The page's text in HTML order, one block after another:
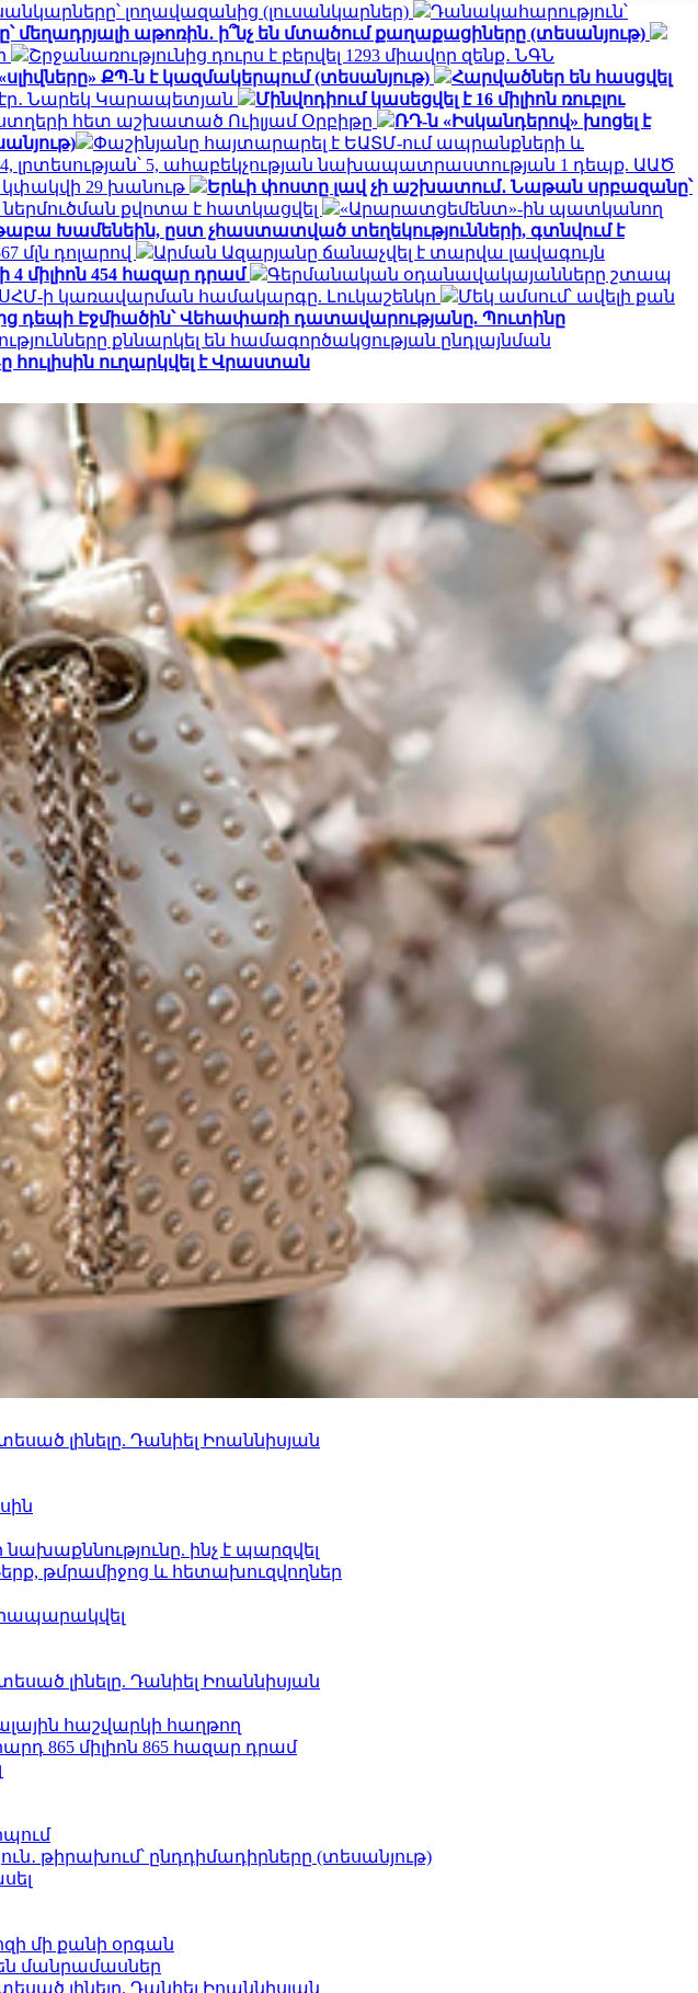
լողավազանից (լուսանկարներ)
Դանակահարություն՝
մեղադրյալի աթոռին․ ի՞նչ են մտածում քաղաքացիները (տեսանյութ)
Շրջանառությունից դուրս է բերվել 1293 միավոր զենք․ ՆԳՆ
ՔՊ-ն է կազմակերպում (տեսանյութ)
Հարվածներ են հասցվել
Նարեկ Կարապետյան
Մինվոդիում կասեցվել է 16 միլիոն ռուբլու
հետ աշխատած Ուիլյամ Օրբիթը
ՌԴ-ն «Իսկանդերով» խոցել է
Փաշինյանը հայտարարել է ԵԱՏՄ-ում ապրանքների և
5, ահաբեկչության նախապատրաստության 1 դեպք. ԱԱԾ
կփակվի 29 խանութ
Երևի փոստը լավ չի աշխատում․ Նաթան սրբազանը՝
ներմուծման քվոտա է հատկացվել
«Արարատցեմենտ»-ին պատկանող
Խամենեին, ըստ չհաստատված տեղեկությունների, գտնվում է
մլն դոլարով
Արման Ազարյանը ճանաչվել է տարվա լավագույն
միլիոն 454 հազար դրամ
Գերմանական օդանավակայանները շտապ
ի կառավարման համակարգը. Լուկաշենկո
Մեկ ամսում՝ ավելի քան
դեպի Էջմիածին՝ Վեհափառի դատավարությանը. Պուտինը
քննարկել են համագործակցության ընդլայնման
ուղարկվել է Վրաստան
լինելը. Դանիել Իոաննիսյան
նախաքննությունը. ինչ է պարզվել
թմրամիջոց և հետախուզվողներ
լինելը. Դանիել Իոաննիսյան
հաշվարկի հաղթող
865 միլիոն 865 հազար դրամ
թիրախում՝ ընդդիմադիրները (տեսանյութ)
մի քանի օրգան
մանրամասներ
լինելը. Դանիել Իոաննիսյան